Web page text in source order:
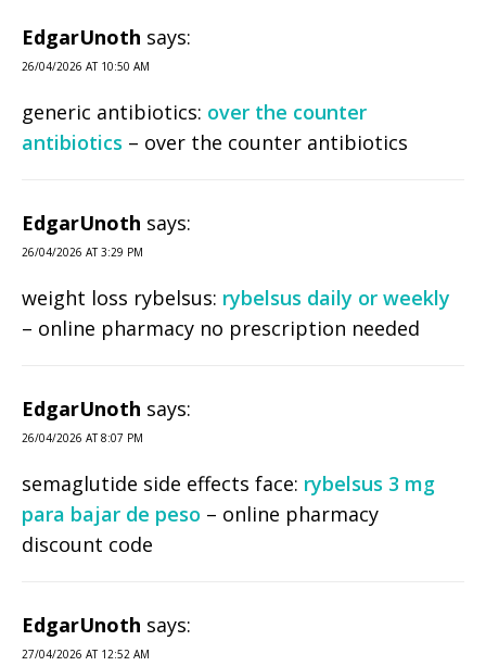
EdgarUnoth says:
26/04/2026 AT 10:50 AM
generic antibiotics: over the counter
antibiotics – over the counter antibiotics
EdgarUnoth says:
26/04/2026 AT 3:29 PM
weight loss rybelsus: rybelsus daily or weekly
– online pharmacy no prescription needed
EdgarUnoth says:
26/04/2026 AT 8:07 PM
semaglutide side effects face: rybelsus 3 mg
para bajar de peso – online pharmacy
discount code
EdgarUnoth says:
27/04/2026 AT 12:52 AM